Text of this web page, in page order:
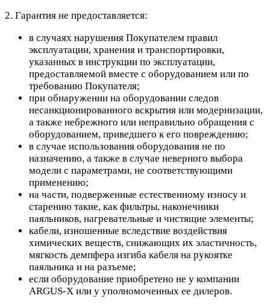
2. Гарантия не предоставляется:
в случаях нарушения Покупателем правил
эксплуатации, хранения и транспортировки,
указанных в инструкции по эксплуатации,
предоставляемой вместе с оборудованием или по
требованию Покупателя;
при обнаружении на оборудовании следов
несанкционированного вскрытия или модернизации,
а также небрежного или неправильно обращения с
оборудованием, приведшего к его повреждению;
в случае использования оборудования не по
назначению, а также в случае неверного выбора
модели с параметрами, не соответствующими
применению;
на части, подверженные естественному износу и
старению такие, как фильтры, наконечники
паяльников, нагревательные и чистящие элементы;
кабели, изношенные вследствие воздействия
химических веществ, снижающих их эластичность,
мягкость демпфера изгиба кабеля на рукоятке
паяльника и на разъеме;
если оборудование приобретено не у компании
ARGUS-X или у уполномоченных ее дилеров.